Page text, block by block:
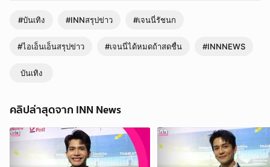
โกยรายได้แบบมหาศาล แต่ก็ไม่วายเกิดดราม่าขึ้นอีกเรื่อย ๆ ทั้งแบรนด์ที่
ว่าเขาได้ค่าจ้างหรือไม่
#บันเทิง #INNสรุปข่าว #เจนนี่รัชนก
#ไอเอ็นเอ็นสรุปข่าว #เจนนี่ได้หมดถ้าสดชื่น #INNNEWS
บันเทิง
คลิปล่าสุดจาก INN News